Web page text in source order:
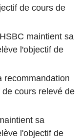
de cours de
maintient sa
l'objectif de
recommandation
cours relevé de
sa
l'objectif de